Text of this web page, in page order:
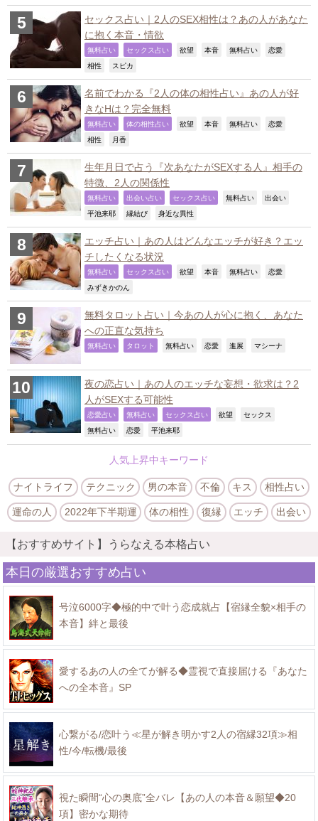
セックス占い｜2人のSEX相性は？あの人があなた
に抱く本音・情欲
無料占い セックス占い 欲望 本音 無料占い 恋愛
相性 スピカ
名前でわかる『2人の体の相性占い』あの人が好
きなHは？完全無料
無料占い 体の相性占い 欲望 本音 無料占い 恋愛
相性 月香
生年月日で占う『次あなたがSEXする人』相手の
特徴、2人の関係性
無料占い 出会い占い セックス占い 無料占い 出会い
平池来耶 縁結び 身近な異性
エッチ占い｜あの人はどんなエッチが好き？エッ
チしたくなる状況
無料占い セックス占い 欲望 本音 無料占い 恋愛
みずきかのん
無料タロット占い｜今あの人が心に抱く、あなた
への正直な気持ち
無料占い タロット 無料占い 恋愛 進展 マシーナ
夜の恋占い｜あの人のエッチな妄想・欲求は？2
人がSEXする可能性
恋愛占い 無料占い セックス占い 欲望 セックス
無料占い 恋愛 平池来耶
人気上昇中キーワード
ナイトライフ テクニック 男の本音 不倫 キス 相性占い
運命の人 2022年下半期運 体の相性 復縁 エッチ 出会い
【おすすめサイト】うらなえる本格占い
本日の厳選おすすめ占い
号泣6000字◆極的中で叶う恋成就占【宿縁全貌×相手の
本音】絆と最後
愛するあの人の全てが解る◆霊視で直接届ける『あなた
への全本音』SP
心繋がる/恋叶う≪星が解き明かす2人の宿縁32項≫相
性/今/転機/最後
視た瞬間“心の奥底”全バレ【あの人の本音＆願望◆20
項】密かな期待